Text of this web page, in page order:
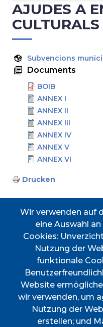
AJUDES A
Subvencions
Documents
BOIB
ANNEX I
ANNEX II
ANNEX III
ANNEX IV
ANNEX V
ANNEX VI
Drucken
Accessos
TRANSPORT
PERFIL DEL
CONTRACTANT
PORTAL DE
TRANSPARÈNCIA
Wir verwenden auf
eine Auswahl
Cookies:
Nutzung der
funktionale
Website
wir verwenden, um
Nutzung der
erstellen; und